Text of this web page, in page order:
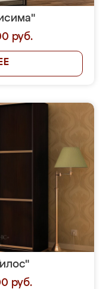
руб.
руб.